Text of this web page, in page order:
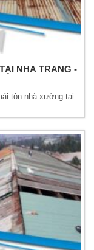
NHA TRANG -
tôn nhà xưởng tại